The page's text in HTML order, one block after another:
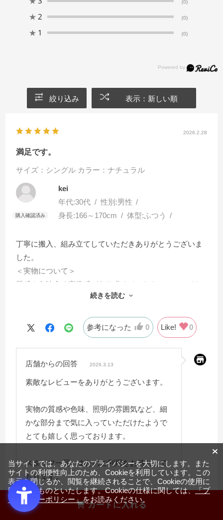
カートに入れる
(0)
★ 2 (0)
★ 1 (0)
絞り込み 表示：新しい順
2026.2.28
満足です。
サイズ：シングル カラー：ナチュラル
kei
年代:30代 性別:男性
身長:166～170cm 体型:ふつう
丁寧に搬入、組み立てしていただきありがとうございま
した。
＜実物について＞
質感や色味含め高級感があり求めていたものにマッチし
照明もまぶしくなく、画像だとわかりづらいですが縦に
入ったルーバーがとても上品です。
私が購入したのはオーク色ですが、白に近くなく黄色み
もつよくない明るい色です。
を確かめてみるのをおすすめいたします。
＜使用感について＞
問題なく使用しております。
＜総合＞
とても満足しております。価格と質のバランスが取れて
いると思います。
続きを読む
参考になった 0 Like! 0
店舗からの回答 2026.3.13
素敵なレビューをありがとうございます。
実物の質感や色味、照明の雰囲気など、細
かな部分まで気に入っていただけたようで
とても嬉しく思っております。
スタッフ一同、またのご利用をお待ちして
おります。
当サイトでは、あなたのプライバシーを大切にします。また
サイトの利便性向上のため、Cookieを利用しています。この
表示を閉じるか、閲覧を継続されることで、Cookieの使用に
同意するものといたします。Cookieの仕様に関しては、「プ
ライバシーポリシー」をお読みください。